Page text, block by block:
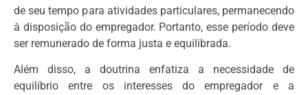
de seu tempo para atividades particulares, permanecendo
à disposição do empregador. Portanto, esse período deve
ser remunerado de forma justa e equilibrada.
Além disso, a doutrina enfatiza a necessidade de
equilíbrio entre os interesses do empregador e a